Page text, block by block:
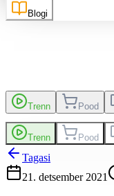
Blogi
Edetabel
Trenn Pood
Trenn Pood
Tagasi
21. detsember 2021